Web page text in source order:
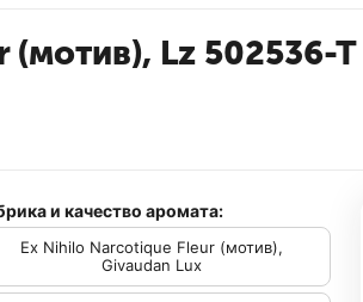
Lz 502536-T
и качество аромата:
Ex Nihilo Narcotique Fleur (мотив),
Givaudan Lux